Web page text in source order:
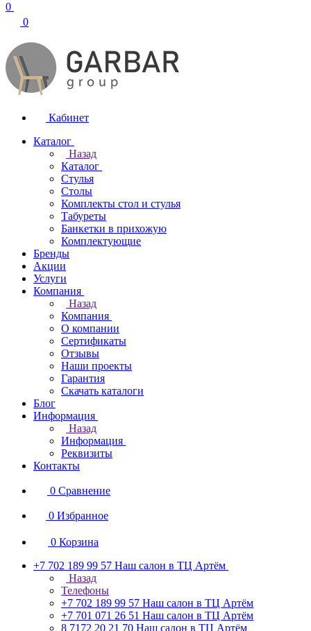
0
0
Кабинет
Каталог
Назад
Каталог
Стулья
Столы
Комплекты стол и стулья
Табуреты
Банкетки в прихожую
Комплектующие
Бренды
Акции
Услуги
Компания
Назад
Компания
О компании
Сертификаты
Отзывы
Наши проекты
Гарантия
Скачать каталоги
Блог
Информация
Назад
Информация
Реквизиты
Контакты
0 Сравнение
0 Избранное
0 Корзина
+7 702 189 99 57 Наш салон в ТЦ Артём
Назад
Телефоны
+7 702 189 99 57 Наш салон в ТЦ Артём
+7 701 071 26 51 Наш салон в ТЦ Артём
8 7172 20 21 70 Наш салон в ТЦ Артём